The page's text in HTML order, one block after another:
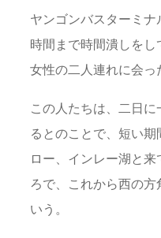
ヤンゴンバスターミ
時間まで時間潰しを
女性の二人連れに会っ
この人たちは、二日
るとのことで、短い
ロー、インレー湖と
ろで、これから西の方
いう。